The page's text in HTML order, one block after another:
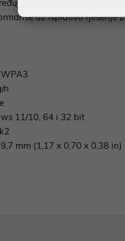
vašu bežičnu
uz isplativo rješenje
n
11/10, 64 i 32 bit
mm (1,17 x 0,70 x 0,38 in)